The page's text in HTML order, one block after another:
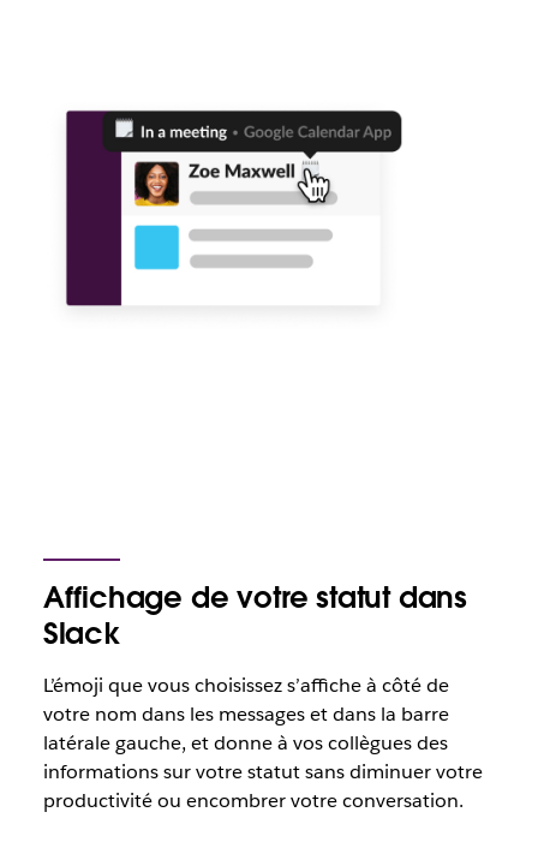
Affichage de votre statut dans
Slack
L’émoji que vous choisissez s’affiche à côté de
votre nom dans les messages et dans la barre
latérale gauche, et donne à vos collègues des
informations sur votre statut sans diminuer votre
productivité ou encombrer votre conversation.